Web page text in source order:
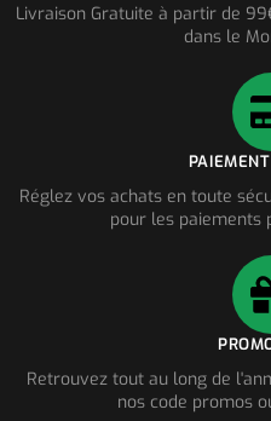
Livraison Gratuite à partir de
dans le
Réglez vos achats en toute
pour les paiements
Retrouvez tout au long de
nos code promos